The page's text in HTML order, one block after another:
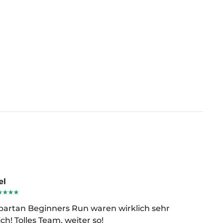
Beginners Run waren wirklich sehr
Tolles Team, weiter so!